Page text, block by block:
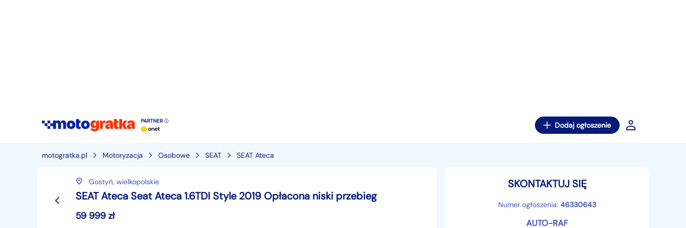
PARTNER Dodaj ogłoszenie
motogratka.pl Motoryzacja Osobowe SEAT SEAT Ateca
Gostyń, wielkopolskie
SEAT Ateca Seat Ateca 1.6TDI Style 2019 Opłacona niski przebieg
59 999 zł
SKONTAKTUJ SIĘ
Numer ogłoszenia: 46330643
AUTO-RAF